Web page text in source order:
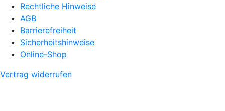
Rechtliche Hinweise
AGB
Barrierefreiheit
Sicherheitshinweise
Online-Shop
Vertrag widerrufen